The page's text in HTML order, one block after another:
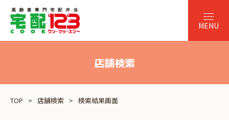
店舗検索
TOP 店舗検索 検索結果画面